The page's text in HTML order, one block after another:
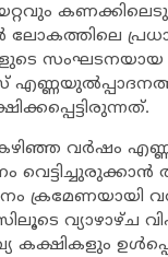
ലോകത്തിലെ
കഴിഞ്ഞ വര്‍ഷം
വ്യാഴാഴ്ച